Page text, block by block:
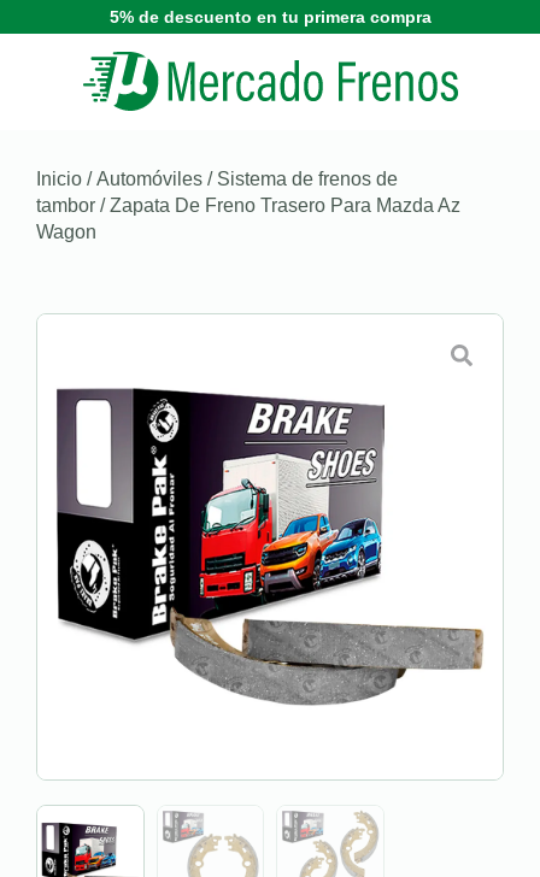
5% de descuento en tu primera compra
Inicio /Automóviles / Sistema de frenos de
tambor / Zapata De Freno Trasero Para Mazda Az
Wagon